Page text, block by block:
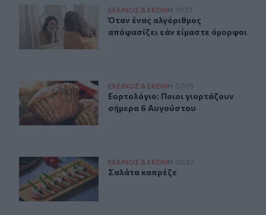
Όταν ένας αλγόριθμος απόφασίζει εάν είμαστε όμορφοι
ΕΚΕΙΝΟΣ & ΕΚΕΙΝΗ 10:37
Όταν ένας αλγόριθμος απόφασίζει
Όταν ένας αλγόριθμος
απόφασίζει εάν είμαστε όμορφοι
Εορτολόγιο: Ποιοι γιορτάζουν σήμερα 6 Αυγούστου
ΕΚΕΙΝΟΣ & ΕΚΕΙΝΗ 07:05
Εορτολόγιο: Ποιοι γιορτάζουν
Εορτολόγιο: Ποιοι γιορτάζουν
σήμερα 6 Αυγούστου
Σαλάτα καπρέζε ΕΚΕΙΝΟΣ & ΕΚΕΙΝΗ 05:37
Σαλάτα καπρέζε
Σαλάτα καπρέζε